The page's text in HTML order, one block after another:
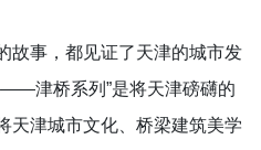
故事，都见证了天津的城市发
——津桥系列”是将天津磅礴的
天津城市文化、桥梁建筑美学